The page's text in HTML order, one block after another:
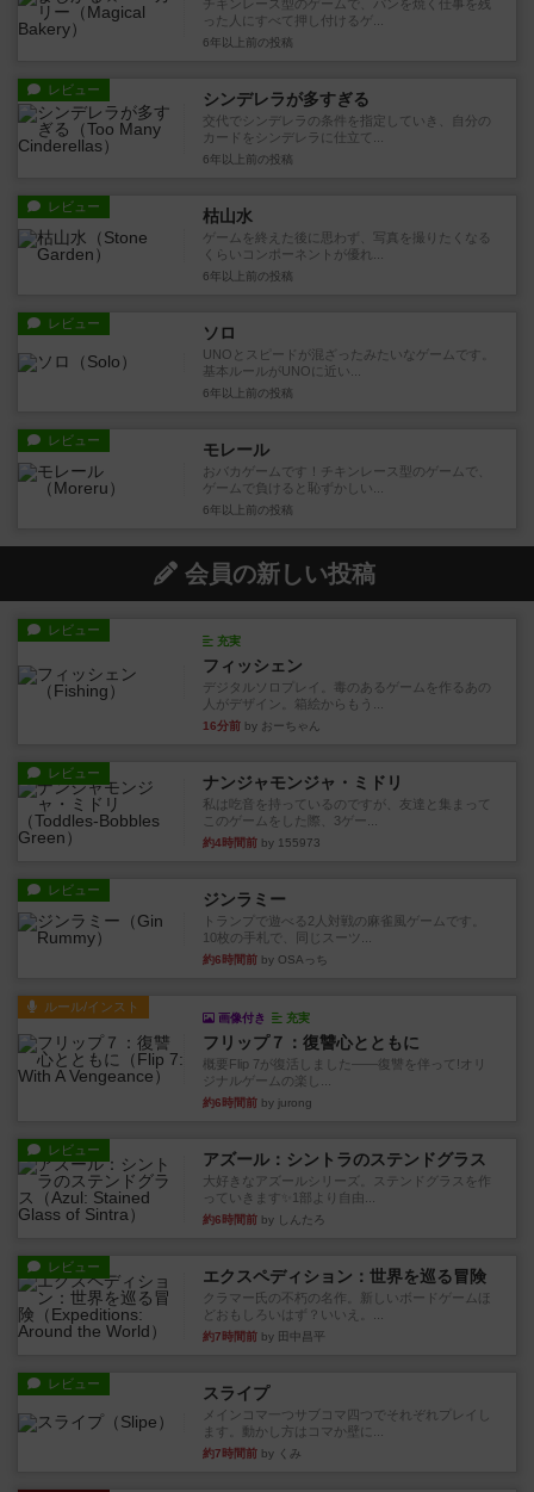
チキンレース型のゲームで、パンを焼く仕事を残
った人にすべて押し付けるゲ...
6年以上前 の投稿
レビュー シンデレラが多すぎる
交代でシンデレラの条件を指定していき、自分の
カードをシンデレラに仕立て...
6年以上前 の投稿
レビュー 枯山水
ゲームを終えた後に思わず、写真を撮りたくなる
くらいコンポーネントが優れ...
6年以上前 の投稿
レビュー ソロ
UNOとスピードが混ざったみたいなゲームです。
基本ルールがUNOに近い...
6年以上前 の投稿
レビュー モレール
おバカゲームです！チキンレース型のゲームで、
ゲームで負けると恥ずかしい...
6年以上前 の投稿
会員の新しい投稿
レビュー
充実
フィッシェン
デジタルソロプレイ。毒のあるゲームを作るあの
人がデザイン。箱絵からもう...
16分前 by おーちゃん
レビュー ナンジャモンジャ・ミドリ
私は吃音を持っているのですが、友達と集まって
このゲームをした際、3ゲー...
約4時間前 by 155973
レビュー ジンラミー
トランプで遊べる2人対戦の麻雀風ゲームです。
10枚の手札で、同じスーツ...
約6時間前 by OSAっち
ルール/インスト
画像付き 充実
フリップ７：復讐心とともに
概要Flip 7が復活しました――復讐を伴って!オリ
ジナルゲームの楽し...
約6時間前 by jurong
レビュー アズール：シントラのステンドグラス
大好きなアズールシリーズ。ステンドグラスを作
っていきます✨1部より自由...
約6時間前 by しんたろ
レビュー エクスペディション：世界を巡る冒険
クラマー氏の不朽の名作。新しいボードゲームほ
どおもしろいはず？いいえ。...
約7時間前 by 田中昌平
レビュー スライプ
メインコマ一つサブコマ四つでそれぞれプレイし
ます。動かし方はコマか壁に...
約7時間前 by くみ